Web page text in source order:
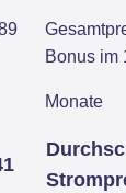
Bonus im
Monate